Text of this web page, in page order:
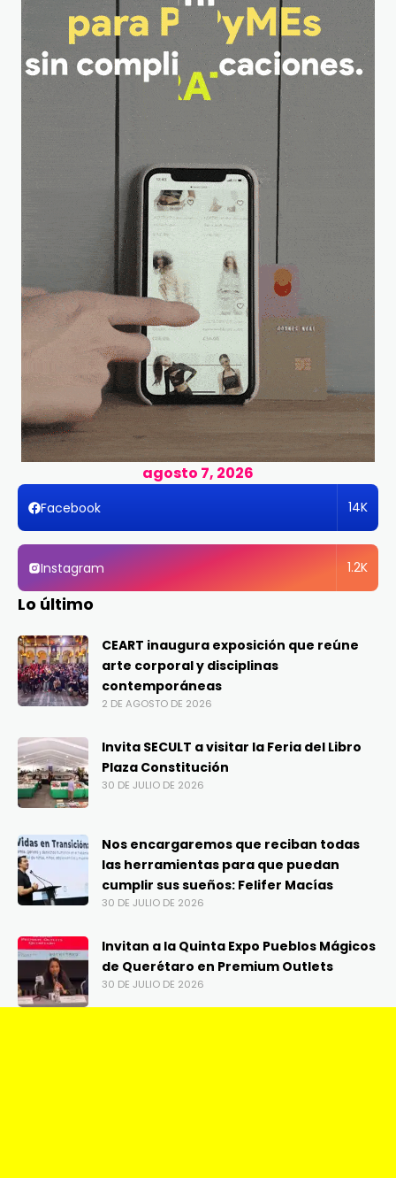
agosto 7, 2026
Facebook 14K
Instagram 1.2K
Lo último
CEART inaugura exposición que reúne
arte corporal y disciplinas
contemporáneas
2 DE AGOSTO DE 2026
Invita SECULT a visitar la Feria del Libro
Plaza Constitución
30 DE JULIO DE 2026
Nos encargaremos que reciban todas
las herramientas para que puedan
cumplir sus sueños: Felifer Macías
30 DE JULIO DE 2026
Invitan a la Quinta Expo Pueblos Mágicos
de Querétaro en Premium Outlets
30 DE JULIO DE 2026